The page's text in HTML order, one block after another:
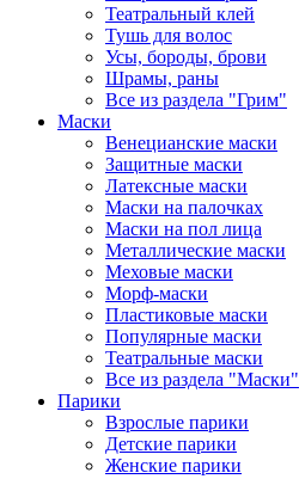
Театральный клей
Тушь для волос
Усы, бороды, брови
Шрамы, раны
Все из раздела "Грим"
Маски
Венецианские маски
Защитные маски
Латексные маски
Маски на палочках
Маски на пол лица
Металлические маски
Меховые маски
Морф-маски
Пластиковые маски
Популярные маски
Театральные маски
Все из раздела "Маски"
Парики
Взрослые парики
Детские парики
Женские парики